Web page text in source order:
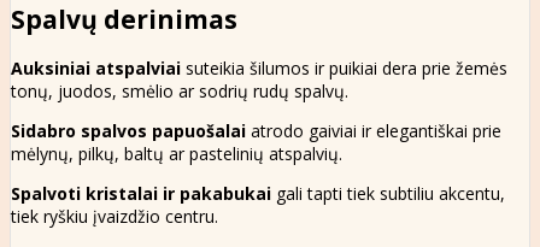
Spalvų derinimas
Auksiniai atspalviai suteikia šilumos ir puikiai dera prie žemės
tonų, juodos, smėlio ar sodrių rudų spalvų.
Sidabro spalvos papuošalai atrodo gaiviai ir elegantiškai prie
mėlynų, pilkų, baltų ar pastelinių atspalvių.
Spalvoti kristalai ir pakabukai gali tapti tiek subtiliu akcentu,
tiek ryškiu įvaizdžio centru.